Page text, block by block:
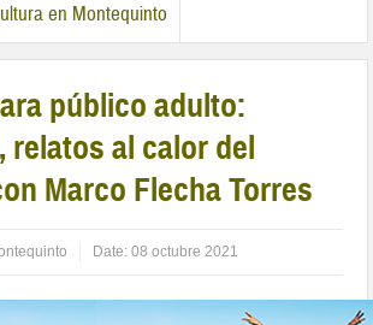
en Montequinto
público adulto:
relatos al calor del
Marco Flecha Torres
Date:08 octubre 2021